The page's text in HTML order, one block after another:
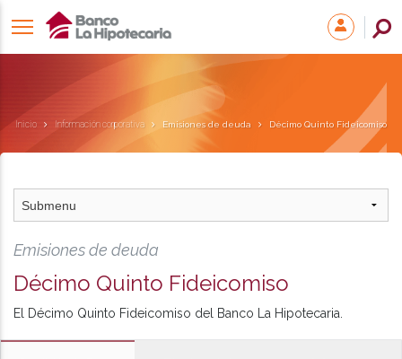
Inicio Información corporativa Emisiones de deuda Décimo Quinto Fideicomiso
Emisiones de deuda
Décimo Quinto Fideicomiso
El Décimo Quinto Fideicomiso del Banco La Hipotecaria.